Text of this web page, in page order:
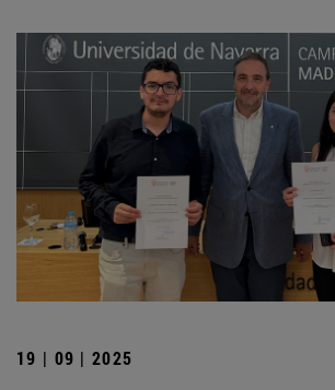
19 | 09 | 2025